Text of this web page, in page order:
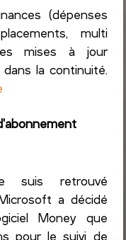
(dépenses
multi
mises à jour
la continuité.
suis retrouvé
a décidé
Money que
pour le suivi de